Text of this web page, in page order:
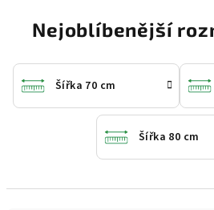
Nejoblíbenější
Šířka 70 cm
Šířka 80 cm